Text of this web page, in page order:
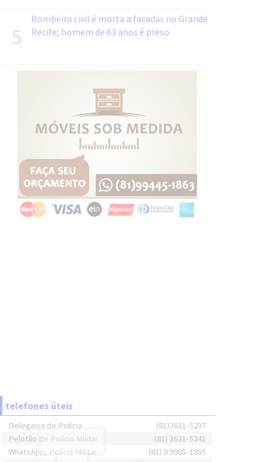
5
Bombeira civil é morta a facadas no Grande
Recife; homem de 63 anos é preso
telefones úteis
Delegacia de Polícia
(81)3631-5237
Pelotão de Polícia Militar
(81) 3631-5241
WhatsApp, Polícia Militar
(81) 9 9985-1855